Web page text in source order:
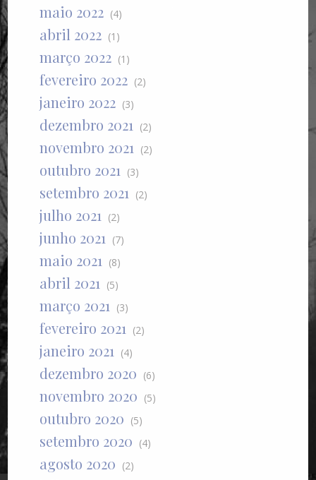
maio 2022 (4)
abril 2022 (1)
março 2022 (1)
fevereiro 2022 (2)
janeiro 2022 (3)
dezembro 2021 (2)
novembro 2021 (2)
outubro 2021 (3)
setembro 2021 (2)
julho 2021 (2)
junho 2021 (7)
maio 2021 (8)
abril 2021 (5)
março 2021 (3)
fevereiro 2021 (2)
janeiro 2021 (4)
dezembro 2020 (6)
novembro 2020 (5)
outubro 2020 (5)
setembro 2020 (4)
agosto 2020 (2)